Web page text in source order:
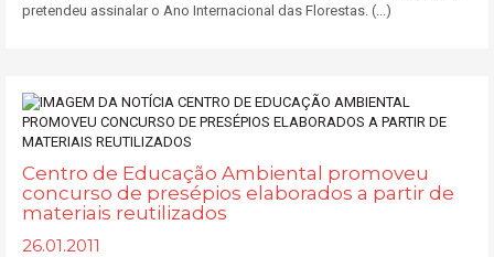
pretendeu assinalar o Ano Internacional das Florestas. (...)
Centro de Educação Ambiental promoveu
concurso de presépios elaborados a partir de
materiais reutilizados
26.01.2011